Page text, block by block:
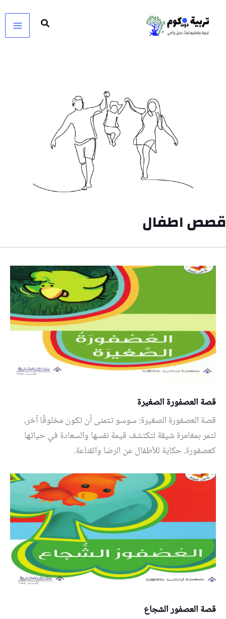
المحتوى
قصص اطفال
قصة العصفورة الصغيرة
قصة العصفورة الصغيرة: سوسو تتمنى أن تكون مخلوقًا آخر،
لتمر بمغامرة شيقة لتكتشف قيمة نفسها والسعادة في حياتها
كعصفورة. حكاية للأطفال عن الرضا والقناعة.
قصة العصفور الشجاع